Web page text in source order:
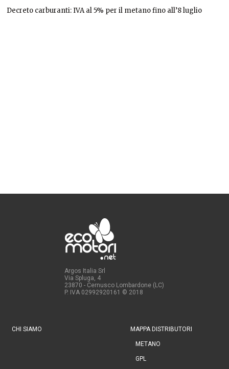
Decreto carburanti: IVA al 5% per il metano fino all’8 luglio
Argos Italia Srl
Via Spluga, 4
23870 - Cernusco Lombardone (LC)
P. IVA 02992920161 © 2018
CHI SIAMO MAPPA DISTRIBUTORI
METANO
GPL